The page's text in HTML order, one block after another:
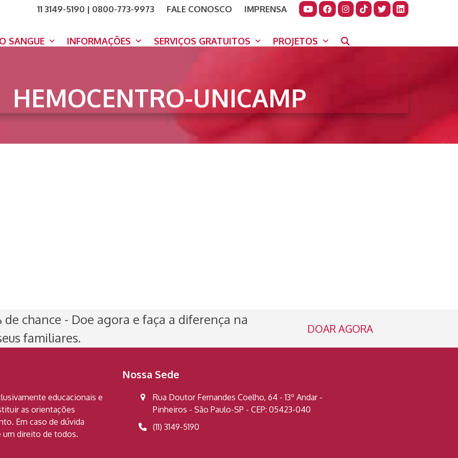
11 3149-5190 | 0800-773-9973 FALE CONOSCO
IMPRENSA
SANGUE INFORMAÇÕES SERVIÇOS GRATUITOS PROJETOS
HEMOCENTRO-UNICAMP
chance - Doe agora e faça a diferença na
familiares.
DOAR AGORA
educacionais e
as orientações
Em caso de dúvida
um direito de todos.
Nossa Sede
Rua Doutor Fernandes Coelho, 64 - 13º Andar -
Pinheiros - São Paulo-SP - CEP: 05423-040
(11) 3149-5190